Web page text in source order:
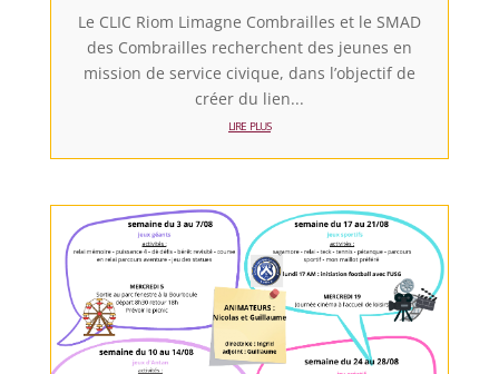
Le CLIC Riom Limagne Combrailles et le SMAD
des Combrailles recherchent des jeunes en
mission de service civique, dans l’objectif de
créer du lien...
lire plus